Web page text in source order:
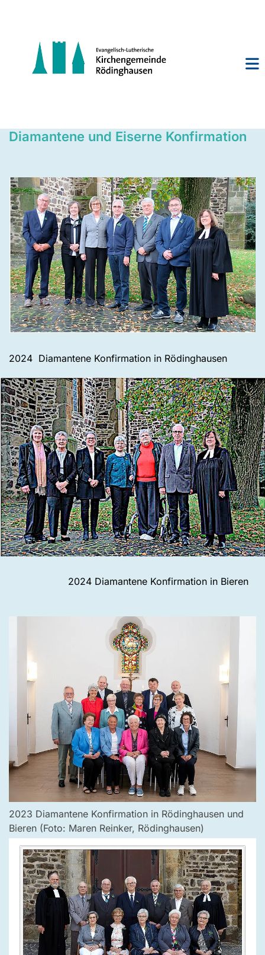
Diamantene und Eiserne Konfirmation
2024 Diamantene Konfirmation in Rödinghausen
2024 Diamantene Konfirmation in Bieren
2023 Diamantene Konfirmation in Rödinghausen und
Bieren (Foto: Maren Reinker, Rödinghausen)